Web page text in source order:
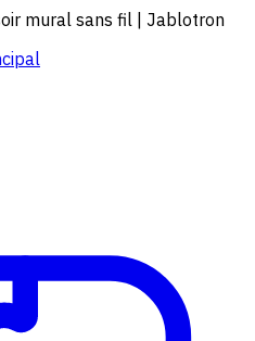
mural sans fil | Jablotron